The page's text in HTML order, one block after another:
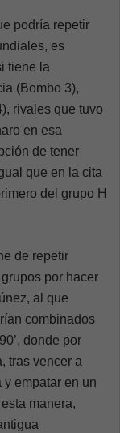
podría repetir
es
tiene la
(Bombo 3),
rivales que tuvo
en esa
de tener
que en la cita
del grupo H
de repetir
por hacer
al que
combinados
donde por
tras vencer a
y empatar en un
manera,